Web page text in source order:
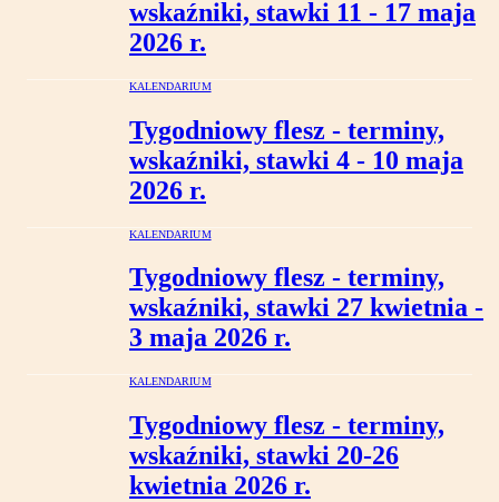
wskaźniki, stawki 11 - 17 maja
2026 r.
KALENDARIUM
Tygodniowy flesz - terminy,
wskaźniki, stawki 4 - 10 maja
2026 r.
KALENDARIUM
Tygodniowy flesz - terminy,
wskaźniki, stawki 27 kwietnia -
3 maja 2026 r.
KALENDARIUM
Tygodniowy flesz - terminy,
wskaźniki, stawki 20-26
kwietnia 2026 r.